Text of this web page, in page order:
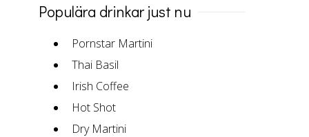
Populära drinkar just nu
Pornstar Martini
Thai Basil
Irish Coffee
Hot Shot
Dry Martini